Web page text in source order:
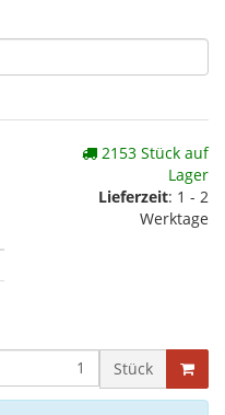
2153 Stück auf
Lager
Lieferzeit: 1 - 2
Werktage
Stück